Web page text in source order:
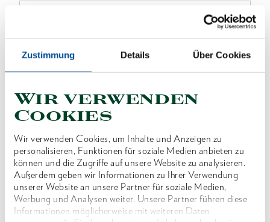
Zustimmung Details Über Cookies
Wir verwenden
Cookies
Wir verwenden Cookies, um Inhalte und Anzeigen zu
personalisieren, Funktionen für soziale Medien anbieten zu
können und die Zugriffe auf unsere Website zu analysieren.
Außerdem geben wir Informationen zu Ihrer Verwendung
unserer Website an unsere Partner für soziale Medien,
Werbung und Analysen weiter. Unsere Partner führen diese
Informationen möglicherweise mit weiteren Daten
ONLINE KAUFEN
HÄNDLER FINDEN
Produktlinie EAN4046459062271
Produktbeschreibung
Im Lieferumfang von KL-0039-814 E enthalten.